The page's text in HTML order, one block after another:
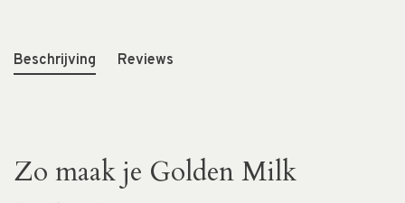
Beschrijving Reviews
Zo maak je Golden Milk